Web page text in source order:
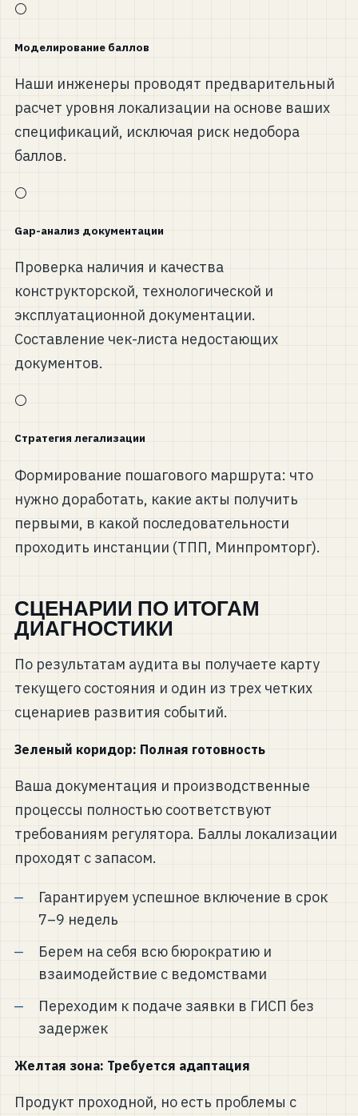
⚪
Моделирование баллов
Наши инженеры проводят предварительный
расчет уровня локализации на основе ваших
спецификаций, исключая риск недобора
баллов.
⚪
Gap-анализ документации
Проверка наличия и качества
конструкторской, технологической и
эксплуатационной документации.
Составление чек-листа недостающих
документов.
⚪
Стратегия легализации
Формирование пошагового маршрута: что
нужно доработать, какие акты получить
первыми, в какой последовательности
проходить инстанции (ТПП, Минпромторг).
СЦЕНАРИИ ПО ИТОГАМ
ДИАГНОСТИКИ
По результатам аудита вы получаете карту
текущего состояния и один из трех четких
сценариев развития событий.
Зеленый коридор: Полная готовность
Ваша документация и производственные
процессы полностью соответствуют
требованиям регулятора. Баллы локализации
проходят с запасом.
Гарантируем успешное включение в срок
7–9 недель
Берем на себя всю бюрократию и
взаимодействие с ведомствами
Переходим к подаче заявки в ГИСП без
задержек
Желтая зона: Требуется адаптация
Продукт проходной, но есть проблемы с